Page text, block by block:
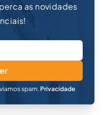
as novidades
spam. Privacidade